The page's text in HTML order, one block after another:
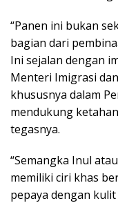
“Panen ini bukan
bagian dari
Ini sejalan dengan
Menteri Imigrasi
khususnya dalam
mendukung
tegasnya.
“Semangka Inul
memiliki ciri khas
pepaya dengan